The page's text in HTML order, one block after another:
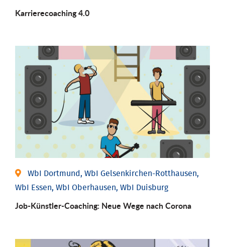
Karriere­coaching 4.0
WbI Dortmund, WbI Gelsenkirchen-Rotthausen,
WbI Essen, WbI Oberhausen, WbI Duisburg
Job-Künstler-Coaching: Neue Wege nach Corona